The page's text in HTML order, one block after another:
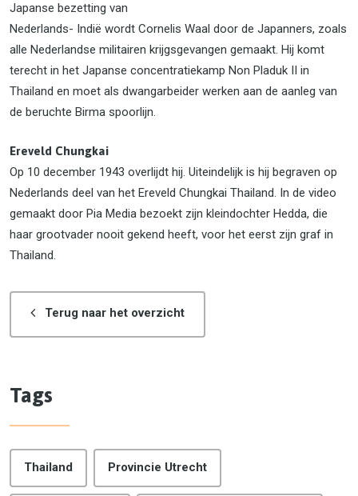
Japanse bezetting van
Nederlands- Indië wordt Cornelis Waal door de Japanners, zoals
alle Nederlandse militairen krijgsgevangen gemaakt. Hij komt
terecht in het Japanse concentratiekamp Non Pladuk II in
Thailand en moet als dwangarbeider werken aan de aanleg van
de beruchte Birma spoorlijn.
Ereveld Chungkai
Op 10 december 1943 overlijdt hij. Uiteindelijk is hij begraven op
Nederlands deel van het Ereveld Chungkai Thailand. In de video
gemaakt door Pia Media bezoekt zijn kleindochter Hedda, die
haar grootvader nooit gekend heeft, voor het eerst zijn graf in
Thailand.
Terug naar het overzicht
Tags
Thailand Provincie Utrecht